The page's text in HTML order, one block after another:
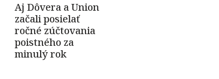
Aj Dôvera a Union
začali posielať
ročné zúčtovania
poistného za
minulý rok